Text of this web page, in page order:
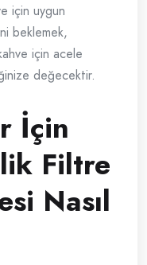
için uygun
beklemek,
için acele
değecektir.
İçin
Filtre
Nasıl